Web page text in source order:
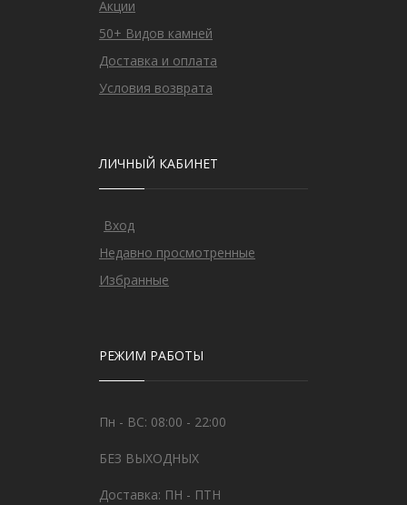
Акции
50+ Видов камней
Доставка и оплата
Условия возврата
ЛИЧНЫЙ КАБИНЕТ
Вход
Недавно просмотренные
Избранные
РЕЖИМ РАБОТЫ
Пн - ВС: 08:00 - 22:00
БЕЗ ВЫХОДНЫХ
Доставка: ПН - ПТН